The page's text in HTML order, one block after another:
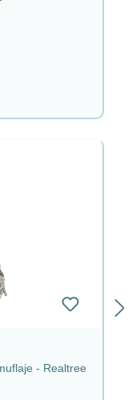
- Realtree